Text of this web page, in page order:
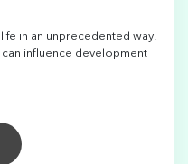
in an unprecedented way.
influence development